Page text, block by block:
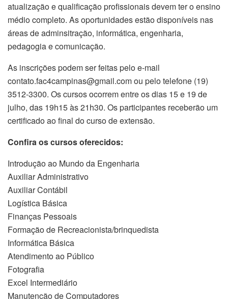
atualização e qualificação profissionais devem ter o ensino
médio completo. As oportunidades estão disponíveis nas
áreas de adminsitração, informática, engenharia,
pedagogia e comunicação.
As inscrições podem ser feitas pelo e-mail
contato.fac4campinas@gmail.com ou pelo telefone (19)
3512-3300. Os cursos ocorrem entre os dias 15 e 19 de
julho, das 19h15 às 21h30. Os participantes receberão um
certificado ao final do curso de extensão.
Confira os cursos oferecidos:
Introdução ao Mundo da Engenharia
Auxiliar Administrativo
Auxiliar Contábil
Logística Básica
Finanças Pessoais
Formação de Recreacionista/brinquedista
Informática Básica
Atendimento ao Público
Fotografia
Excel Intermediário
Manutenção de Computadores